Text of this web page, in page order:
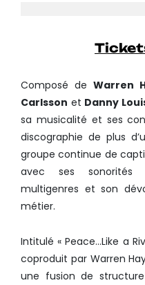
Composé de Warren
Carlsson et Danny
sa musicalité et ses
discographie de plus
groupe continue de
avec ses sonorités
multigenres et son
métier.
Intitulé « Peace…Like a
coproduit par Warren
une fusion de